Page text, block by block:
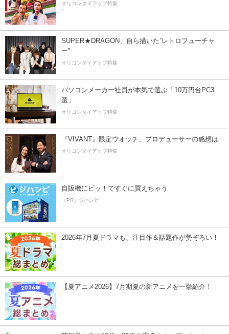
オリコンタイアップ特集
SUPER★DRAGON、自ら描いた”レトロフューチャ
ー”
オリコンタイアップ特集
パソコンメーカー社員が本気で選ぶ「10万円台PC3
選」
オリコンタイアップ特集
『VIVANT』限定ウオッチ、プロデューサーの感想は
オリコンタイアップ特集
自販機にピッ！ですぐに買えちゃう
（PR）ジハンピ
2026年7月夏ドラマも、注目作＆話題作が勢ぞろい！
【夏アニメ2026】7月期夏の新アニメを一挙紹介！